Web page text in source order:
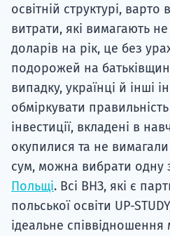
освітній структурі, варто
витрати, які вимагають
доларів на рік, це без
подорожей на
випадку, українці й інші
обміркувати
інвестиції, вкладені в
окупилися та не вимагали
сум, можна вибрати одну
Польщі. Всі ВНЗ, які є
польської освіти UP-
ідеальне співвідношення